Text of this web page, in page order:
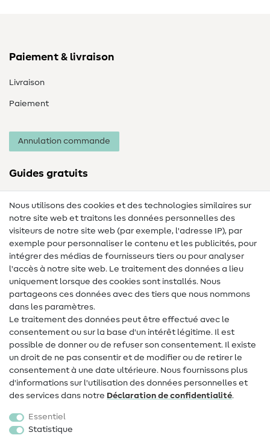
Paiement & livraison
Livraison
Paiement
Annulation commande
Guides gratuits
Lexique de couture
Tutos de couture
Aide & contact
Contact
Changement de propriétaire
FAQ
Droit de rétractation
Populaire
Accessoires de couture
Nous utilisons des cookies et des technologies similaires sur
notre site web et traitons les données personnelles des
visiteurs de notre site web (par exemple, l'adresse IP), par
exemple pour personnaliser le contenu et les publicités, pour
intégrer des médias de fournisseurs tiers ou pour analyser
l'accès à notre site web. Le traitement des données a lieu
uniquement lorsque des cookies sont installés. Nous
partageons ces données avec des tiers que nous nommons
dans les paramètres.
Le traitement des données peut être effectué avec le
consentement ou sur la base d'un intérêt légitime. Il est
possible de donner ou de refuser son consentement. Il existe
un droit de ne pas consentir et de modifier ou de retirer le
consentement à une date ultérieure. Nous fournissons plus
d'informations sur l'utilisation des données personnelles et
des services dans notre Déclaration de confidentialité.
Essentiel
Statistique